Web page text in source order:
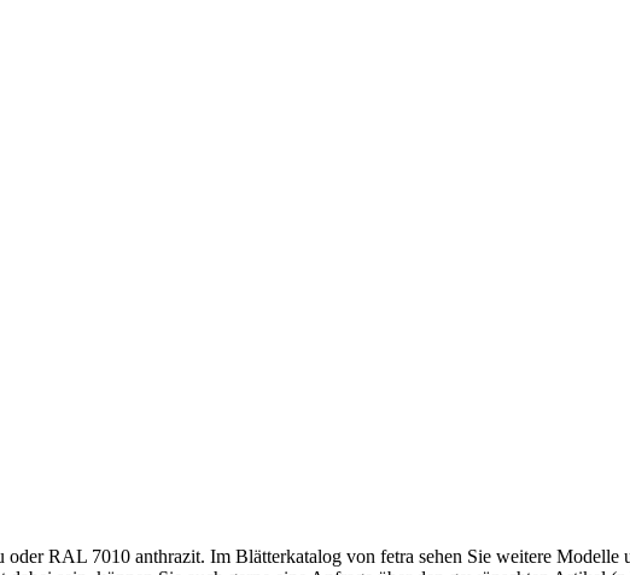
RAL 7010 anthrazit. Im Blätterkatalog von fetra sehen Sie weitere